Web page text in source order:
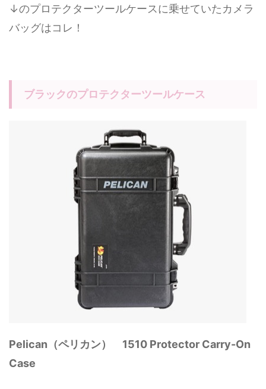
↓のプロテクターツールケースに乗せていたカメラ
バッグはコレ！
ブラックのプロテクターツールケース
Pelican（ペリカン） 1510 Protector Carry-On
Case